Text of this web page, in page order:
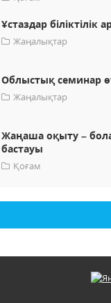
Ұстаздар біліктілік
Жаңалықтар
Облыстық семинар
Жаңалықтар
Жаңаша оқыту –
бастауы
Қоғам